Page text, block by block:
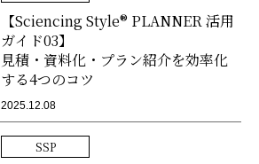
【Sciencing Style® PLANNER 活用
ガイド03】
見積・資料化・プラン紹介を効率化
する4つのコツ
2025.12.08
SSP